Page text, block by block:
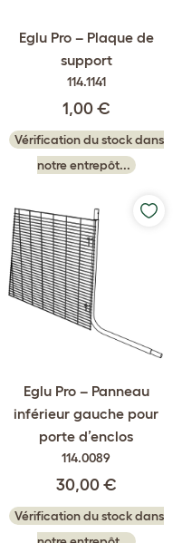
Eglu Pro – Plaque de
support
114.1141
1,00 €
Vérification du stock dans
notre entrepôt...
Eglu Pro – Panneau
inférieur gauche pour
porte d’enclos
114.0089
30,00 €
Vérification du stock dans